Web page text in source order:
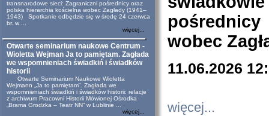
transnarodowe sieci: Zagraniczni pośrednicy oraz
polska hierarchia kościelna wobec Zagłady (1941–
1943) Spotkanie odbędzie się w środę 24 czerwca
br. w ...
więcej...
Otwarte seminarium naukowe Centrum -
Wioletta Wejman Ja to pamiętam. Zagłada
we wspomnieniach świadkiń i świadków
historii
Otwarte Seminarium Naukowe Wioletta
Wejmann „Ja to pamiętam”. Zagłada we
wspomnieniach świadkiń i świadków historii: relacje
z archiwum Pracowni Historii Mówionej Ośrodka
„Brama Grodzka – Teatr NN” w Lublinie ...
więcej...
wobec
11.06.2026
więcej...